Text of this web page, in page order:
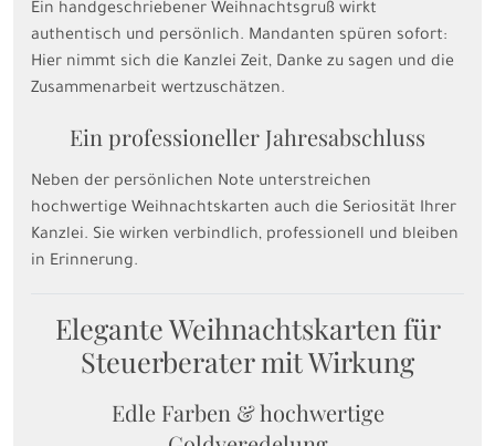
Ein handgeschriebener Weihnachtsgruß wirkt
authentisch und persönlich. Mandanten spüren sofort:
Hier nimmt sich die Kanzlei Zeit, Danke zu sagen und die
Zusammenarbeit wertzuschätzen.
Ein professioneller Jahresabschluss
Neben der persönlichen Note unterstreichen
hochwertige Weihnachtskarten auch die Seriosität Ihrer
Kanzlei. Sie wirken verbindlich, professionell und bleiben
in Erinnerung.
Elegante Weihnachtskarten für
Steuerberater mit Wirkung
Edle Farben & hochwertige